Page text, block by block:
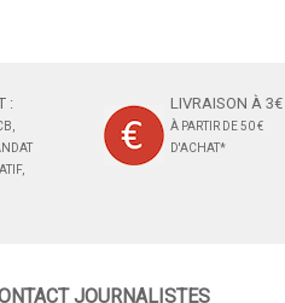
: LIVRAISON À 3€
À PARTIR DE 50 €
D'ACHAT*
JOURNALISTES